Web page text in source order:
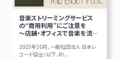
音楽ストリーミングサービス
の“商用利用”にご注意を
～店舗・オフィスで音楽を流す
2025年10月、一般社団法人 日本レ
コード協会（以下、RI...